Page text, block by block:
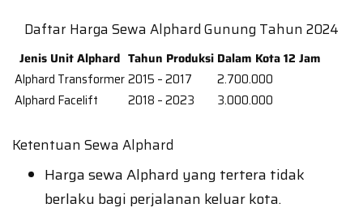
Daftar Harga Sewa Alphard Gunung Tahun 2024
Jenis Unit Alphard Tahun Produksi Dalam Kota 12 Jam
Alphard Transformer2015 – 2017
2.700.000
Alphard Facelift
2018 – 2023 3.000.000
Ketentuan Sewa Alphard
Harga sewa Alphard yang tertera tidak
berlaku bagi perjalanan keluar kota.